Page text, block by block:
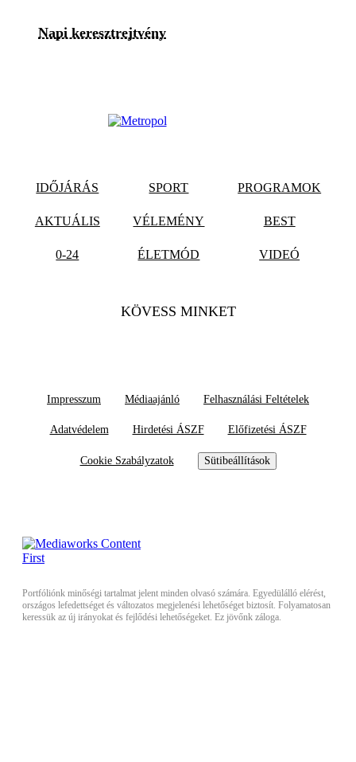
Napi keresztrejtvény
IDŐJÁRÁS SPORT PROGRAMOK
AKTUÁLIS VÉLEMÉNY BEST
0-24 ÉLETMÓD VIDEÓ
KÖVESS MINKET
Impresszum Médiaajánló Felhasználási Feltételek
Adatvédelem Hirdetési ÁSZF Előfizetési ÁSZF
Cookie Szabályzatok Sütibeállítások
Portfóliónk minőségi tartalmat jelent minden olvasó számára. Egyedülálló elérést,
országos lefedettséget és változatos megjelenési lehetőséget biztosít. Folyamatosan
keressük az új irányokat és fejlődési lehetőségeket. Ez jövőnk záloga.